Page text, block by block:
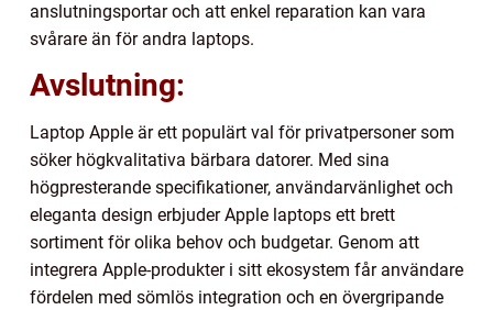
anslutningsportar och att enkel reparation kan vara
svårare än för andra laptops.
Avslutning:
Laptop Apple är ett populärt val för privatpersoner som
söker högkvalitativa bärbara datorer. Med sina
högpresterande specifikationer, användarvänlighet och
eleganta design erbjuder Apple laptops ett brett
sortiment för olika behov och budgetar. Genom att
integrera Apple-produkter i sitt ekosystem får användare
fördelen med sömlös integration och en övergripande